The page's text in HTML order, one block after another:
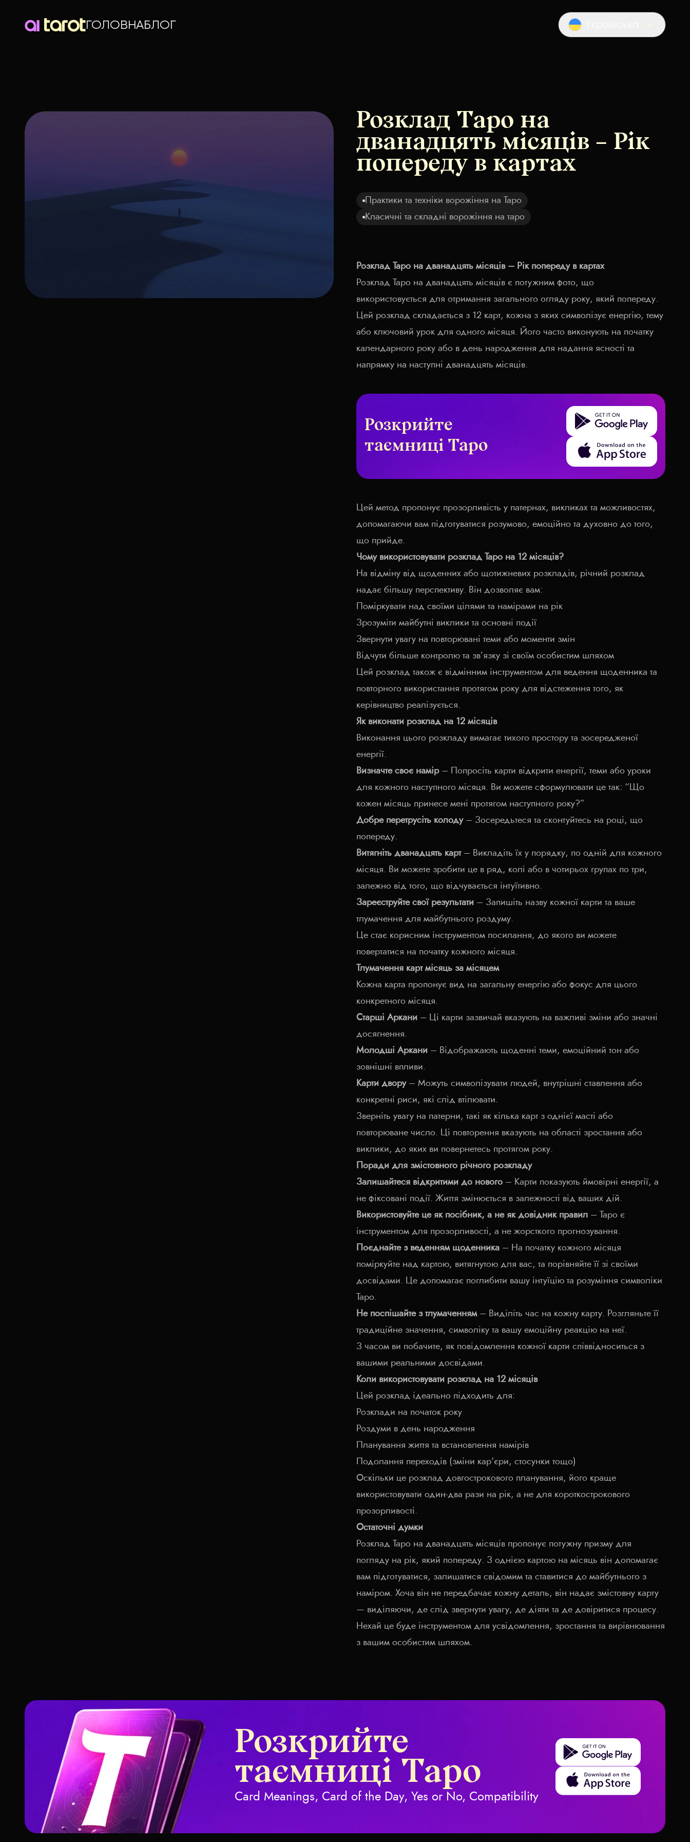
ГОЛОВНАБЛОГ Locale switcher
Розклад Таро на
дванадцять місяців – Рік
попереду в картах
Практики та техніки ворожіння на Таро
Класичні та складні ворожіння на таро
Розклад Таро на дванадцять місяців – Рік попереду в картах
Розклад Таро на дванадцять місяців є потужним фото, що
використовується для отримання загального огляду року, який попереду.
Цей розклад складається з 12 карт, кожна з яких символізує енергію, тему
або ключовий урок для одного місяця. Його часто виконують на початку
календарного року або в день народження для надання ясності та
напрямку на наступні дванадцять місяців.
Розкрийте
таємниці Таро
Get it on Google Play
Download on the App Store
Цей метод пропонує прозорливість у патернах, викликах та можливостях,
допомагаючи вам підготуватися розумово, емоційно та духовно до того,
що прийде.
Чому використовувати розклад Таро на 12 місяців?
На відміну від щоденних або щотижневих розкладів, річний розклад
надає більшу перспективу. Він дозволяє вам:
Поміркувати над своїми цілями та намірами на рік
Зрозуміти майбутні виклики та основні події
Звернути увагу на повторювані теми або моменти змін
Відчути більше контролю та зв’язку зі своїм особистим шляхом
Цей розклад також є відмінним інструментом для ведення щоденника та
повторного використання протягом року для відстеження того, як
керівництво реалізується.
Як виконати розклад на 12 місяців
Виконання цього розкладу вимагає тихого простору та зосередженої
енергії.
Визначте своє намір– Попросіть карти відкрити енергії, теми або уроки
для кожного наступного місяця. Ви можете сформулювати це так: “Що
кожен місяць принесе мені протягом наступного року?”
Добре перетрусіть колоду– Зосередьтеся та сконтуйтесь на році, що
попереду.
Витягніть дванадцять карт– Викладіть їх у порядку, по одній для кожного
місяця. Ви можете зробити це в ряд, колі або в чотирьох групах по три,
залежно від того, що відчувається інтуїтивно.
Зареєструйте свої результати – Запишіть назву кожної карти та ваше
тлумачення для майбутнього роздуму.
Це стає корисним інструментом посилання, до якого ви можете
повертатися на початку кожного місяця.
Тлумачення карт місяць за місяцем
Кожна карта пропонує вид на загальну енергію або фокус для цього
конкретного місяця.
Старші Аркани – Ці карти зазвичай вказують на важливі зміни або значні
досягнення.
Молодші Аркани – Відображають щоденні теми, емоційний тон або
зовнішні впливи.
Карти двору– Можуть символізувати людей, внутрішні ставлення або
конкретні риси, які слід втілювати.
Зверніть увагу на патерни, такі як кілька карт з однієї масті або
повторюване число. Ці повторення вказують на області зростання або
виклики, до яких ви повернетесь протягом року.
Поради для змістовного річного розкладу
Залишайтеся відкритими до нового – Карти показують ймовірні енергії, а
не фіксовані події. Життя змінюється в залежності від ваших дій.
Використовуйте це як посібник, а не як довідник правил – Таро є
інструментом для прозорливості, а не жорсткого прогнозування.
Поєднайте з веденням щоденника – На початку кожного місяця
поміркуйте над картою, витягнутою для вас, та порівняйте її зі своїми
досвідами. Це допомагає поглибити вашу інтуїцію та розуміння символіки
Таро.
Не поспішайте з тлумаченням– Виділіть час на кожну карту. Розгляньте її
традиційне значення, символіку та вашу емоційну реакцію на неї.
З часом ви побачите, як повідомлення кожної карти співвідноситься з
вашими реальними досвідами.
Коли використовувати розклад на 12 місяців
Цей розклад ідеально підходить для:
Розклади на початок року
Роздуми в день народження
Планування життя та встановлення намірів
Подолання переходів (зміни кар'єри, стосунки тощо)
Оскільки це розклад довгострокового планування, його краще
використовувати один-два рази на рік, а не для короткострокового
прозорливості.
Остаточні думки
Розклад Таро на дванадцять місяців пропонує потужну призму для
погляду на рік, який попереду. З однією картою на місяць він допомагає
вам підготуватися, залишатися свідомим та ставитися до майбутнього з
наміром. Хоча він не передбачає кожну деталь, він надає змістовну карту
— виділяючи, де слід звернути увагу, де діяти та де довіритися процесу.
Нехай це буде інструментом для усвідомлення, зростання та вирівнювання
з вашим особистим шляхом.
Розкрийте
таємниці Таро
Card Meanings, Card of the Day, Yes or No, Compatibility
Get it on Google Play
Download on the App Store